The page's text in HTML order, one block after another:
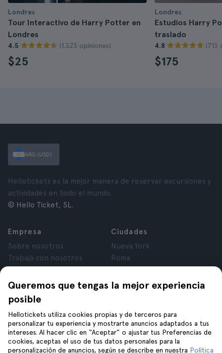
Londres
Tour Interactivo de Harry Potter en
Londres
4.5 (1.323 opiniones)
$25
Londres
Estudios Harry
traslado
4.8 (713
$175
Queremos que tengas la mejor experiencia
posible
Hellotickets utiliza cookies propias y de terceros para
personalizar tu experiencia y mostrarte anuncios adaptados a tus
intereses. Al hacer clic en “Aceptar” o ajustar tus Preferencias de
cookies, aceptas el uso de tus datos personales para la
personalización de anuncios, según se describe en nuestra Política
ARG (USD)
Hellotickets es la mejor manera de reservar excursiones y
actividades en todo el mundo.
© Hello Ticket, SL.
Empresa
Sobre nosotros
Trabajá con nosotros
Opiniones
Privacidad
Términos y Condiciones
Aviso Legal
Cookies
Ciudades
Nueva York
Roma
Londres
Granada
Tenerife